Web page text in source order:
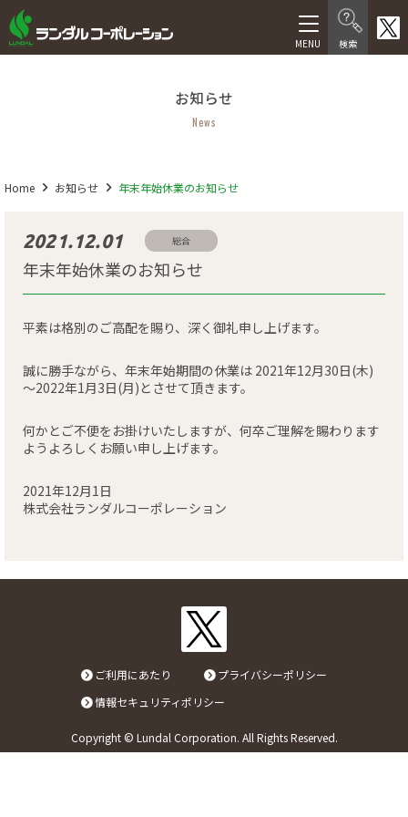
医療機器等製品
サービス
福祉用具レンタル卸事業
リンク
お問い合わせ
画像ダウンロード
お知らせ
News
Home お知らせ 年末年始休業のお知らせ
2021.12.01 総合
年末年始休業のお知らせ
平素は格別のご高配を賜り、深く御礼申し上げます。
誠に勝手ながら、年末年始期間の休業は 2021年12月30日(木)
～2022年1月3日(月)とさせて頂きます。
何かとご不便をお掛けいたしますが、何卒ご理解を賜わります
ようよろしくお願い申し上げます。
2021年12月1日
株式会社ランダルコーポレーション
ご利用にあたり
プライバシーポリシー
情報セキュリティポリシー
Copyright © Lundal Corporation. All Rights Reserved.